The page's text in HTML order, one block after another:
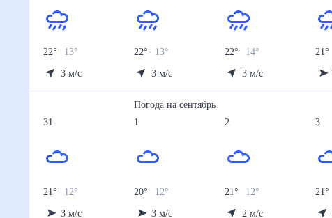
22° 13°
3 м/с
22° 13°
3 м/с
22° 14°
3 м/с
21°
31
21° 12°
3 м/с
Погода насентябрь
1
20° 12°
3 м/с
2
21° 12°
2 м/с
3
21°